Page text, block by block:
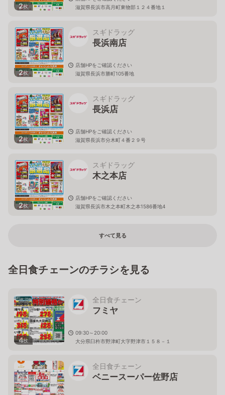
2枚
滋賀県長浜市高月町東物部１２４番地１
2枚
スギドラッグ
長浜南店
店舗HPをご確認ください
滋賀県長浜市勝町105番地
2枚
スギドラッグ
長浜店
店舗HPをご確認ください
滋賀県長浜市分木町４番２９号
2枚
スギドラッグ
木之本店
店舗HPをご確認ください
滋賀県長浜市木之本町木之本1586番地4
すべて見る
全日食チェーンのチラシを見る
4枚
全日食チェーン
フミヤ
09:30～20:00
大分県臼杵市野津町大字野津市１５８－１
全日食チェーン
ベニースーパー佐野店